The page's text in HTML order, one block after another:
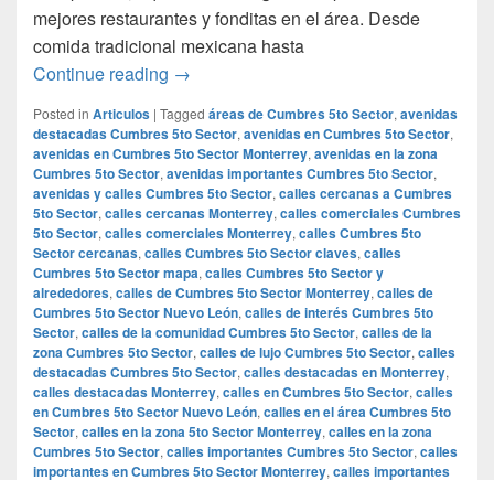
mejores restaurantes y fonditas en el área. Desde
comida tradicional mexicana hasta
Continue reading ## Descubre los Mejores Restaurantes
→
Posted in Articulos | Tagged áreas de Cumbres 5to Sector, avenidas
destacadas Cumbres 5to Sector, avenidas en Cumbres 5to Sector,
avenidas en Cumbres 5to Sector Monterrey, avenidas en la zona
Cumbres 5to Sector, avenidas importantes Cumbres 5to Sector,
avenidas y calles Cumbres 5to Sector, calles cercanas a Cumbres
5to Sector, calles cercanas Monterrey, calles comerciales Cumbres
5to Sector, calles comerciales Monterrey, calles Cumbres 5to
Sector cercanas, calles Cumbres 5to Sector claves, calles
Cumbres 5to Sector mapa, calles Cumbres 5to Sector y
alrededores, calles de Cumbres 5to Sector Monterrey, calles de
Cumbres 5to Sector Nuevo León, calles de interés Cumbres 5to
Sector, calles de la comunidad Cumbres 5to Sector, calles de la
zona Cumbres 5to Sector, calles de lujo Cumbres 5to Sector, calles
destacadas Cumbres 5to Sector, calles destacadas en Monterrey,
calles destacadas Monterrey, calles en Cumbres 5to Sector, calles
en Cumbres 5to Sector Nuevo León, calles en el área Cumbres 5to
Sector, calles en la zona 5to Sector Monterrey, calles en la zona
Cumbres 5to Sector, calles importantes Cumbres 5to Sector, calles
importantes en Cumbres 5to Sector Monterrey, calles importantes